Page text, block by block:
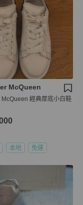
McQueen
經典厚底小白鞋
本地 免運